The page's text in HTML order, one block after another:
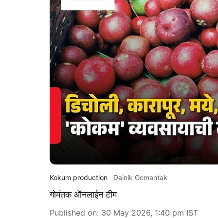
Kokum production Dainik Gomantak
गोमंतक ऑनलाईन टीम
Published on: 30 May 2026, 1:40 pm IST